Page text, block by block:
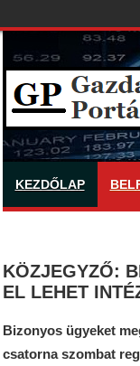
KEZDŐLAP
KÖZJEGYZŐ:
EL LEHET
Bizonyos ügyeket
csatorna szombat